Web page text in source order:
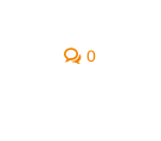
0